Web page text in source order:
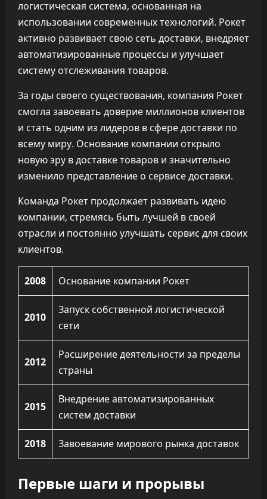
логистическая система, основанная на
использовании современных технологий. Рокет
активно развивает свою сеть доставки, внедряет
автоматизированные процессы и улучшает
систему отслеживания товаров.
За годы своего существования, компания Рокет
смогла завоевать доверие миллионов клиентов
и стать одним из лидеров в сфере доставки по
всему миру. Основание компании открыло
новую эру в доставке товаров и значительно
изменило представление о сервисе доставки.
Команда Рокет продолжает развивать идею
компании, стремясь быть лучшей в своей
отрасли и постоянно улучшать сервис для своих
клиентов.
2008 Основание компании Рокет
2010
Запуск собственной логистической
сети
2012
Расширение деятельности за пределы
страны
2015
Внедрение автоматизированных
систем доставки
2018 Завоевание мирового рынка доставок
Первые шаги и прорывы